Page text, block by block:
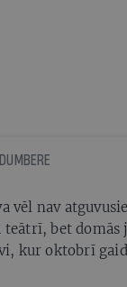
vēl nav
bet domās
kur oktobrī